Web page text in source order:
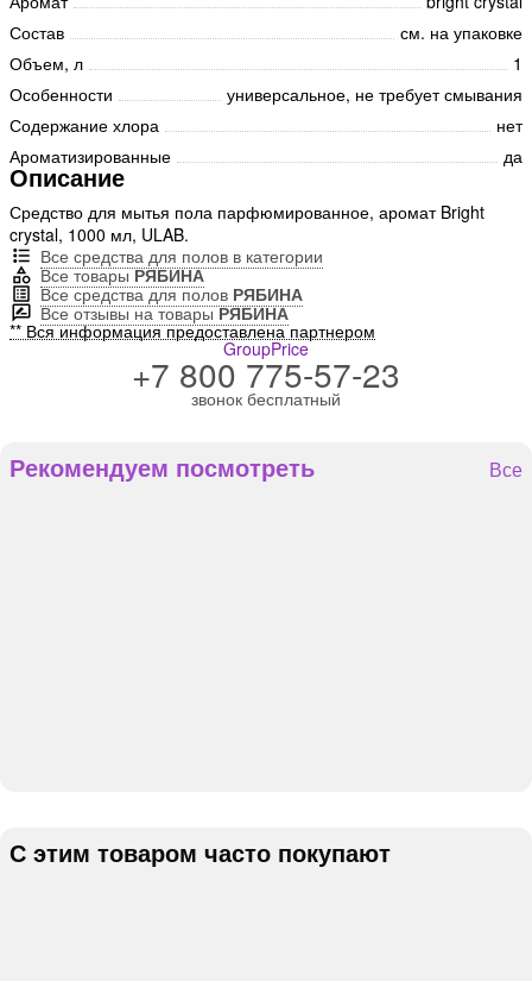
Состав
см. на упаковке
Объем, л
1
Особенности
универсальное, не требует смывания
Содержание хлора
нет
Ароматизированные
да
Описание
Средство для мытья пола парфюмированное, аромат Bright
crystal, 1000 мл, ULAB.
Все средства для полов в категории
Все товарыРЯБИНА
Все средства для полов РЯБИНА
Все отзывы на товарыРЯБИНА
** Вся информация предоставлена партнером
GroupPrice
+7 800 775-57-23
звонок бесплатный
Рекомендуем посмотреть Все
С этим товаром часто покупают